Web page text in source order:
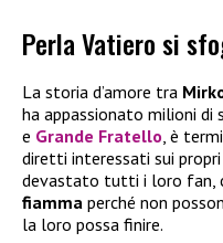
Perla Vatiero si
La storia d’amore tra
ha appassionato milioni
e Grande Fratello, è
diretti interessati sui
devastato tutti i loro fan,
fiamma perché non
la loro possa finire.